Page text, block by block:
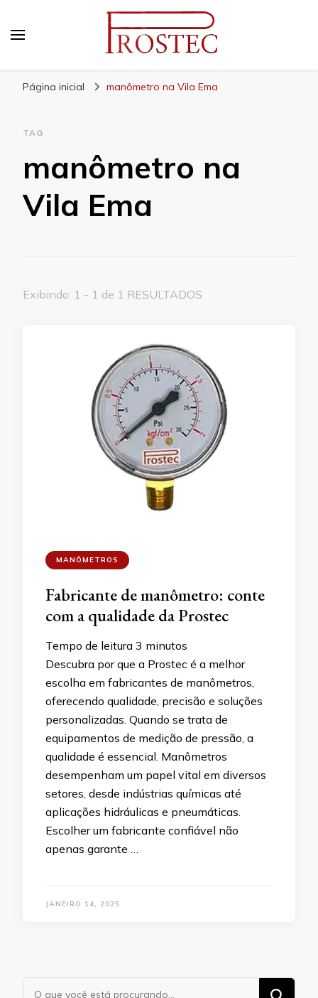
Página inicial manômetro na Vila Ema
TAG
manômetro na
Vila Ema
Exibindo: 1 - 1 de 1 RESULTADOS
MANÔMETROS
Fabricante de manômetro: conte
com a qualidade da Prostec
Tempo de leitura 3 minutos
Descubra por que a Prostec é a melhor
escolha em fabricantes de manômetros,
oferecendo qualidade, precisão e soluções
personalizadas. Quando se trata de
equipamentos de medição de pressão, a
qualidade é essencial. Manômetros
desempenham um papel vital em diversos
setores, desde indústrias químicas até
aplicações hidráulicas e pneumáticas.
Escolher um fabricante confiável não
apenas garante …
JANEIRO 14, 2025
Procurando